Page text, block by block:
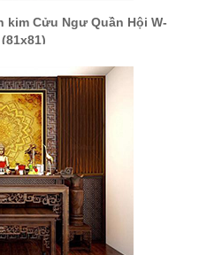
kim Cửu Ngư Quần Hội W-